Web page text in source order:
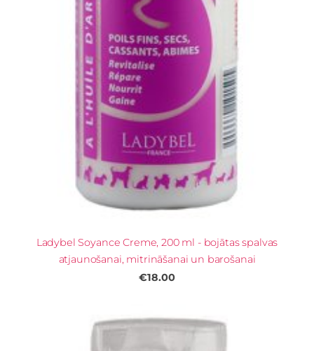
Ladybel Soyance Creme, 200 ml - bojātas spalvas
atjaunošanai, mitrināšanai un barošanai
€18.00